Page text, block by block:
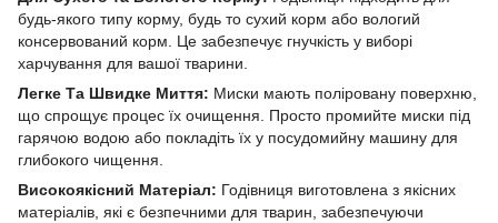
будь-якого типу корму, будь то сухий корм або вологий
консервований корм. Це забезпечує гнучкість у виборі
харчування для вашої тварини.
Легке Та Швидке Миття: Миски мають поліровану поверхню,
що спрощує процес їх очищення. Просто промийте миски під
гарячою водою або покладіть їх у посудомийну машину для
глибокого чищення.
Високоякісний Матеріал: Годівниця виготовлена з якісних
матеріалів, які є безпечними для тварин, забезпечуючи